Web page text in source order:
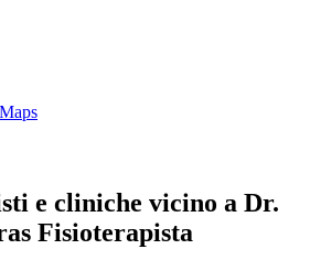
e cliniche vicino a Dr.
Fisioterapista